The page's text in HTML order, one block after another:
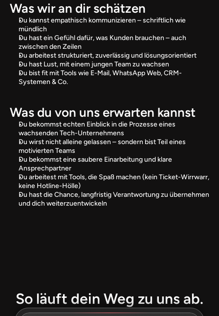
Was wir an dir schätzen
Du kannst empathisch kommunizieren – schriftlich wie
mündlich
Du hast ein Gefühl dafür, was Kunden brauchen – auch
zwischen den Zeilen
Du arbeitest strukturiert, zuverlässig und lösungsorientiert
Du hast Lust, mit einem jungen Team zu wachsen
Du bist fit mit Tools wie E-Mail, WhatsApp Web, CRM-
Systemen & Co.
Was du von uns erwarten kannst
Du bekommst echten Einblick in die Prozesse eines
wachsenden Tech-Unternehmens
Du wirst nicht alleine gelassen – sondern bist Teil eines
motivierten Teams
Du bekommst eine saubere Einarbeitung und klare
Ansprechpartner
Du arbeitest mit Tools, die Spaß machen (kein Ticket-Wirrwarr,
keine Hotline-Hölle)
Du hast die Chance, langfristig Verantwortung zu übernehmen
und dich weiterzuentwickeln
So läuft dein Weg zu uns ab.